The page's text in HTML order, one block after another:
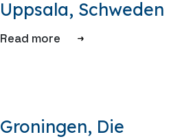
Uppsala, Schweden
Read more
Groningen, Die